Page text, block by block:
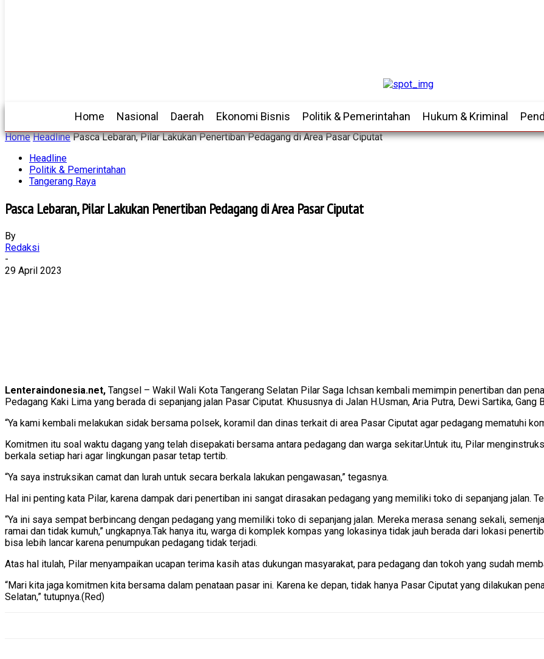
Home Nasional Daerah Ekonomi Bisnis Politik & Pemerintahan Hukum & Kriminal
Home Headline Pasca Lebaran, Pilar Lakukan Penertiban Pedagang di Area Pasar Ciputat
Headline
Politik & Pemerintahan
Tangerang Raya
Pasca Lebaran, Pilar Lakukan Penertiban Pedagang di Area Pasar Ciputat
By
Redaksi
-
29 April 2023
Lenteraindonesia.net, Tangsel – Wakil Wali Kota Tangerang Selatan Pilar Saga Ichsan kembali memimpin penertiban dan
Pedagang Kaki Lima yang berada di sepanjang jalan Pasar Ciputat. Khususnya di Jalan H.Usman, Aria Putra, Dewi Sartika,
“Ya kami kembali melakukan sidak bersama polsek, koramil dan dinas terkait di area Pasar Ciputat agar pedagang mematuhi
Komitmen itu soal waktu dagang yang telah disepakati bersama antara pedagang dan warga sekitar.Untuk itu, Pilar
berkala setiap hari agar lingkungan pasar tetap tertib.
“Ya saya instruksikan camat dan lurah untuk secara berkala lakukan pengawasan,” tegasnya.
Hal ini penting kata Pilar, karena dampak dari penertiban ini sangat dirasakan pedagang yang memiliki toko di sepanjang jalan.
“Ya ini saya sempat berbincang dengan pedagang yang memiliki toko di sepanjang jalan. Mereka merasa senang sekali,
ramai dan tidak kumuh,” ungkapnya.Tak hanya itu, warga di komplek kompas yang lokasinya tidak jauh berada dari lokasi
bisa lebih lancar karena penumpukan pedagang tidak terjadi.
Atas hal itulah, Pilar menyampaikan ucapan terima kasih atas dukungan masyarakat, para pedagang dan tokoh yang sudah
“Mari kita jaga komitmen kita bersama dalam penataan pasar ini. Karena ke depan, tidak hanya Pasar Ciputat yang dilakukan
Selatan,” tutupnya.(Red)